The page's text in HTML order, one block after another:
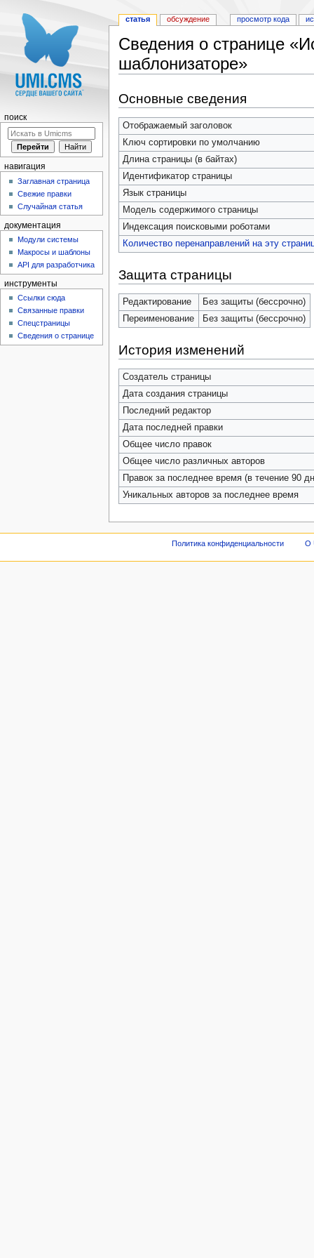
Сведения о странице
шаблонизаторе»
Основные сведения
Отображаемый заголовок
Ключ сортировки по умолчанию
Длина страницы (в байтах)
Идентификатор страницы
Язык страницы
Модель содержимого страницы
Индексация поисковыми роботами
Количество перенаправлений на эту
Защита страницы
Редактирование
Без защиты (бессрочно)
Переименование
Без защиты (бессрочно)
История изменений
Создатель страницы
Дата создания страницы
Последний редактор
Дата последней правки
Общее число правок
Общее число различных авторов
Правок за последнее время (в течение 90
Уникальных авторов за последнее время
статья обсуждение просмотр кода
поиск
навигация
Заглавная страница
Свежие правки
Случайная статья
документация
Модули системы
Макросы и шаблоны
API для разработчика
инструменты
Ссылки сюда
Связанные правки
Спецстраницы
Сведения о странице
Политика конфиденциальности О